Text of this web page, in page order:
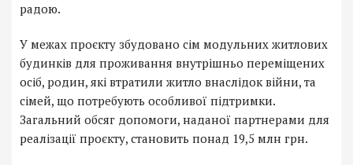
радою.
У межах проєкту збудовано сім модульних житлових
будинків для проживання внутрішньо переміщених
осіб, родин, які втратили житло внаслідок війни, та
сімей, що потребують особливої підтримки.
Загальний обсяг допомоги, наданої партнерами для
реалізації проєкту, становить понад 19,5 млн грн.